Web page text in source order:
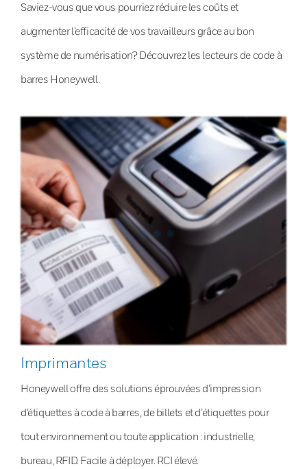
Saviez-vous que vous pourriez réduire les coûts et
augmenter l’efficacité de vos travailleurs grâce au bon
système de numérisation? Découvrez les lecteurs de code à
barres Honeywell.
Imprimantes
Honeywell offre des solutions éprouvées d’impression
d’étiquettes à code à barres, de billets et d’étiquettes pour
tout environnement ou toute application : industrielle,
bureau, RFID. Facile à déployer. RCI élevé.